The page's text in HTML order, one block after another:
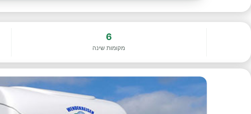
6
מקומות שינה